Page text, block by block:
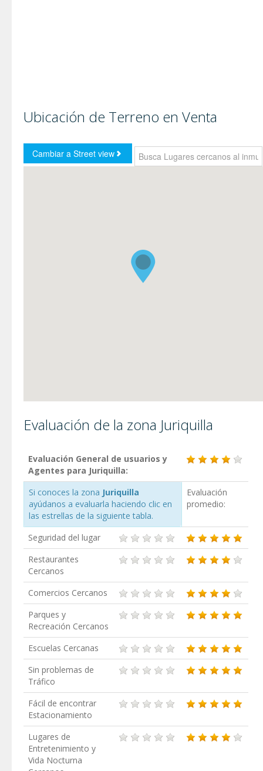
Ubicación de Terreno en Venta
Evaluación de la zona Juriquilla
Evaluación General de usuarios y
Agentes para Juriquilla:
Si conoces la zona Juriquilla
ayúdanos a evaluarla haciendo clic en
las estrellas de la siguiente tabla.
Evaluación
promedio:
Seguridad del lugar
Restaurantes
Cercanos
Comercios Cercanos
Parques y
Recreación Cercanos
Escuelas Cercanas
Sin problemas de
Tráfico
Fácil de encontrar
Estacionamiento
Lugares de
Entretenimiento y
Vida Nocturna